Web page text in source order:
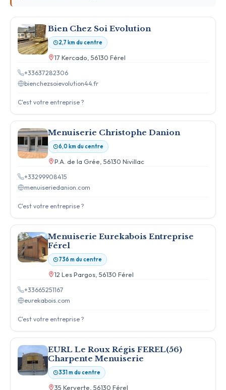
Bien Chez Soi Evolution
2,7 km du centre
17 Kercado, 56130 Férel
+33637282306
bienchezsoievolution44.fr
C'est votre entreprise ?
Menuiserie Christophe Danion
6,0 km du centre
P.A. de la Grée, 56130 Nivillac
+33299908415
menuiseriedanion.com
C'est votre entreprise ?
Menuiserie Eurekabois Entreprise
Férel
736 m du centre
12 Les Pargos, 56130 Férel
+33665251167
eurekabois.com
C'est votre entreprise ?
EURL Le Roux Régis FEREL(56)
Charpente Menuiserie
331 m du centre
35 Kerverte, 56130 Férel